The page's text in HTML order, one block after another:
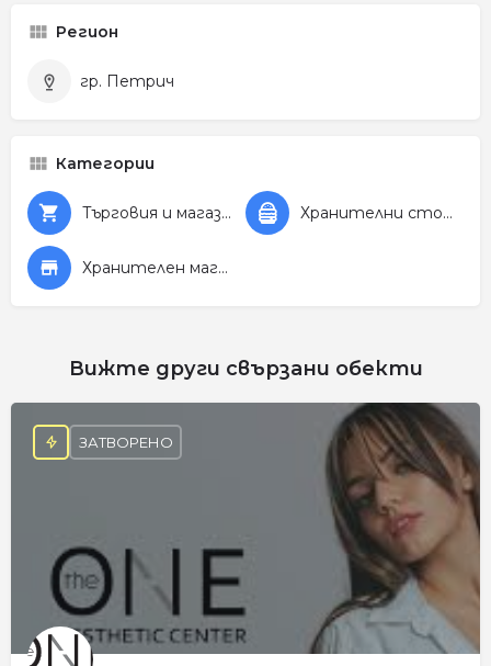
Регион
гр. Петрич
Категории
Търговия и магазини Хранителни стоки
Хранителен магазин
Вижте други свързани обекти
ЗАТВОРЕНО